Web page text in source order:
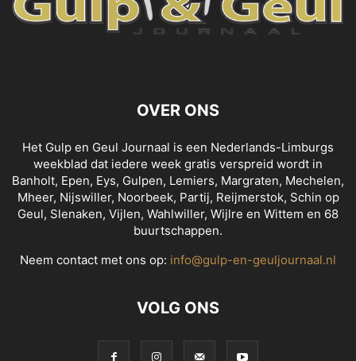
OVER ONS
Het Gulp en Geul Journaal is een Nederlands-Limburgs
weekblad dat iedere week gratis verspreid wordt in
Banholt, Epen, Eys, Gulpen, Lemiers, Margraten, Mechelen,
Mheer, Nijswiller, Noorbeek, Partij, Reijmerstok, Schin op
Geul, Slenaken, Vijlen, Wahlwiller, Wijlre en Wittem en 68
buurtschappen.
Neem contact met ons op: info@gulp-en-geuljournaal.nl
VOLG ONS